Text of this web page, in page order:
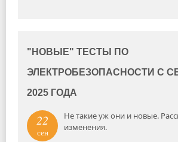
"НОВЫЕ" ТЕСТЫ ПО
ЭЛЕКТРОБЕЗОПАСНОСТИ С
2025 ГОДА
22
сен
Не такие уж они и новые.
изменения.